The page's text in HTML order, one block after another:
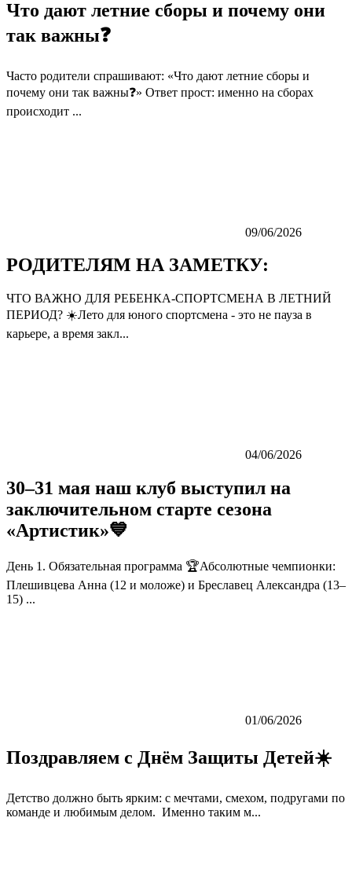
Что дают летние сборы и почему они
так важны❓
Часто родители спрашивают: «Что дают летние сборы и
почему они так важны❓» Ответ прост: именно на сборах
происходит ...
09/06/2026
РОДИТЕЛЯМ НА ЗАМЕТКУ:
ЧТО ВАЖНО ДЛЯ РЕБЕНКА-СПОРТСМЕНА В ЛЕТНИЙ
ПЕРИОД? ☀️Лето для юного спортсмена - это не пауза в
карьере, а время закл...
04/06/2026
30–31 мая наш клуб выступил на
заключительном старте сезона
«Артистик»💙
День 1. Обязательная программа 🏆Абсолютные чемпионки:
Плешивцева Анна (12 и моложе) и Бреславец Александра (13–
15) ...
01/06/2026
Поздравляем с Днём Защиты Детей☀️
Детство должно быть ярким: с мечтами, смехом, подругами по
команде и любимым делом. Именно таким м...